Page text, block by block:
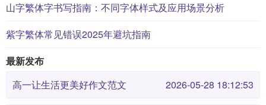
山字繁体字书写指南：不同字体样式及应用场景分析
紫字繁体常见错误2025年避坑指南
最新发布
高一让生活更美好作文范文
2026-05-28 18:12:53